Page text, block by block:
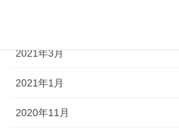
2021年3月
2021年1月
2020年11月